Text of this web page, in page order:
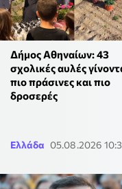
Δήμος Αθηναίων: 43
σχολικές αυλές
πιο πράσινες και πιο
δροσερές
Ελλάδα 05.08.2026